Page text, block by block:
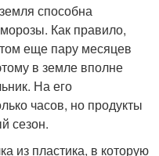
способна
Как правило,
еще пару месяцев
в земле вполне
На его
часов, но продукты
сезон.
из пластика, в которую